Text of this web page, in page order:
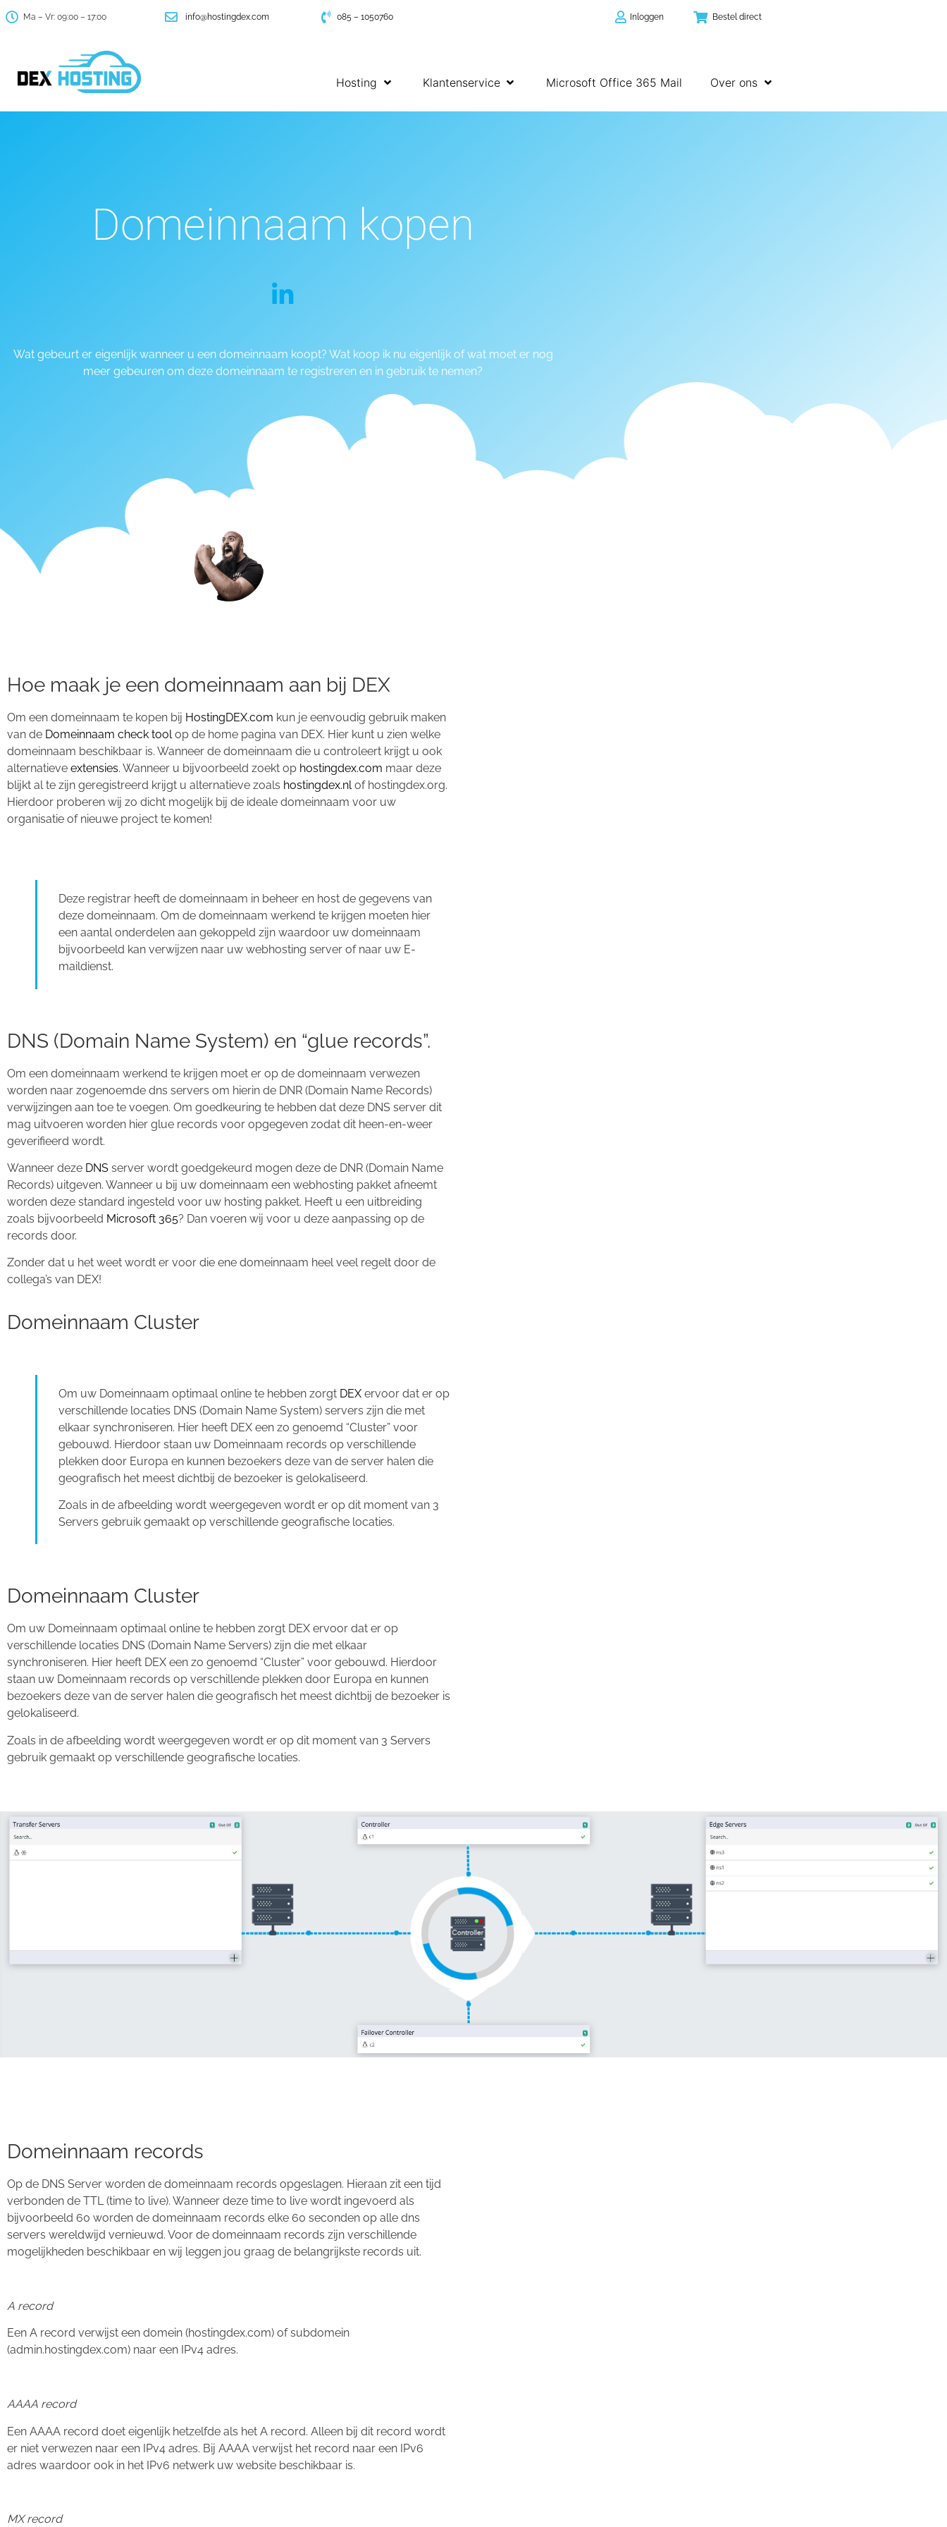
Ma – Vr: 09:00 – 17:00 info@hostingdex.com 085 – 1050760 Inloggen Bestel direct
Hosting Klantenservice Microsoft Office 365 Mail Over ons
Domeinnaam kopen
Wat gebeurt er eigenlijk wanneer u een domeinnaam koopt? Wat koop ik nu eigenlijk of wat moet er nog
meer gebeuren om deze domeinnaam te registreren en in gebruik te nemen?
Hoe maak je een domeinnaam aan bij DEX
Om een domeinnaam te kopen bij HostingDEX.com kun je eenvoudig gebruik maken
van de Domeinnaam check tool op de home pagina van DEX. Hier kunt u zien welke
domeinnaam beschikbaar is. Wanneer de domeinnaam die u controleert krijgt u ook
alternatieve extensies. Wanneer u bijvoorbeeld zoekt op hostingdex.com maar deze
blijkt al te zijn geregistreerd krijgt u alternatieve zoals hostingdex.nl of hostingdex.org.
Hierdoor proberen wij zo dicht mogelijk bij de ideale domeinnaam voor uw
organisatie of nieuwe project te komen!
Deze registrar heeft de domeinnaam in beheer en host de gegevens van
deze domeinnaam. Om de domeinnaam werkend te krijgen moeten hier
een aantal onderdelen aan gekoppeld zijn waardoor uw domeinnaam
bijvoorbeeld kan verwijzen naar uw webhosting server of naar uw E-
maildienst.
DNS (Domain Name System) en “glue records”.
Om een domeinnaam werkend te krijgen moet er op de domeinnaam verwezen
worden naar zogenoemde dns servers om hierin de DNR (Domain Name Records)
verwijzingen aan toe te voegen. Om goedkeuring te hebben dat deze DNS server dit
mag uitvoeren worden hier glue records voor opgegeven zodat dit heen-en-weer
geverifieerd wordt.
Wanneer deze DNS server wordt goedgekeurd mogen deze de DNR (Domain Name
Records) uitgeven. Wanneer u bij uw domeinnaam een webhosting pakket afneemt
worden deze standard ingesteld voor uw hosting pakket. Heeft u een uitbreiding
zoals bijvoorbeeld Microsoft 365? Dan voeren wij voor u deze aanpassing op de
records door.
Zonder dat u het weet wordt er voor die ene domeinnaam heel veel regelt door de
collega’s van DEX!
Domeinnaam Cluster
Om uw Domeinnaam optimaal online te hebben zorgt DEX ervoor dat er op
verschillende locaties DNS (Domain Name System) servers zijn die met
elkaar synchroniseren. Hier heeft DEX een zo genoemd “Cluster” voor
gebouwd. Hierdoor staan uw Domeinnaam records op verschillende
plekken door Europa en kunnen bezoekers deze van de server halen die
geografisch het meest dichtbij de bezoeker is gelokaliseerd.
Zoals in de afbeelding wordt weergegeven wordt er op dit moment van 3
Servers gebruik gemaakt op verschillende geografische locaties.
Domeinnaam Cluster
Om uw Domeinnaam optimaal online te hebben zorgt DEX ervoor dat er op
verschillende locaties DNS (Domain Name Servers) zijn die met elkaar
synchroniseren. Hier heeft DEX een zo genoemd “Cluster” voor gebouwd. Hierdoor
staan uw Domeinnaam records op verschillende plekken door Europa en kunnen
bezoekers deze van de server halen die geografisch het meest dichtbij de bezoeker is
gelokaliseerd.
Zoals in de afbeelding wordt weergegeven wordt er op dit moment van 3 Servers
gebruik gemaakt op verschillende geografische locaties.
Domeinnaam records
Op de DNS Server worden de domeinnaam records opgeslagen. Hieraan zit een tijd
verbonden de TTL (time to live). Wanneer deze time to live wordt ingevoerd als
bijvoorbeeld 60 worden de domeinnaam records elke 60 seconden op alle dns
servers wereldwijd vernieuwd. Voor de domeinnaam records zijn verschillende
mogelijkheden beschikbaar en wij leggen jou graag de belangrijkste records uit.
A record
Een A record verwijst een domein (hostingdex.com) of subdomein
(admin.hostingdex.com) naar een IPv4 adres.
AAAA record
Een AAAA record doet eigenlijk hetzelfde als het A record. Alleen bij dit record wordt
er niet verwezen naar een IPv4 adres. Bij AAAA verwijst het record naar een IPv6
adres waardoor ook in het IPv6 netwerk uw website beschikbaar is.
MX record